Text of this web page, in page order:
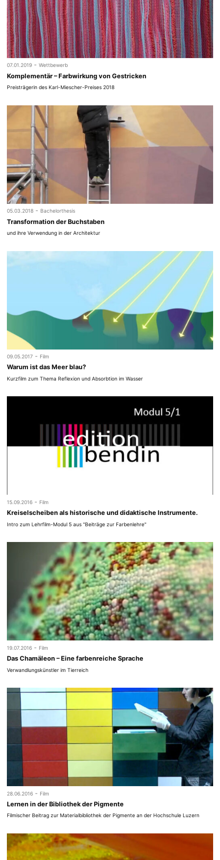
07.01.2019 - Wettbewerb
Komplementär – Farbwirkung von Gestricken
Preisträgerin des Karl-Miescher-Preises 2018
05.03.2018 - Bachelorthesis
Transformation der Buchstaben
und ihre Verwendung in der Architektur
09.05.2017 - Film
Warum ist das Meer blau?
Kurzfilm zum Thema Reflexion und Absorbtion im Wasser
15.09.2016 - Film
Kreiselscheiben als historische und didaktische Instrumente.
Intro zum Lehrfilm-Modul 5 aus "Beiträge zur Farbenlehre"
19.07.2016 - Film
Das Chamäleon – Eine farbenreiche Sprache
Verwandlungskünstler im Tierreich
28.06.2016 - Film
Lernen in der Bibliothek der Pigmente
Filmischer Beitrag zur Materialbibliothek der Pigmente an der Hochschule Luzern